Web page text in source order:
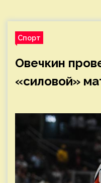
Спорт
Овечкин
«силовой»